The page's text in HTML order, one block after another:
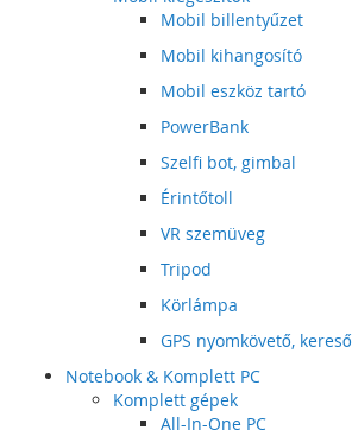
Mobil billentyűzet
Mobil kihangosító
Mobil eszköz tartó
PowerBank
Szelfi bot, gimbal
Érintőtoll
VR szemüveg
Tripod
Körlámpa
GPS nyomkövető, kereső
Notebook & Komplett PC
Komplett gépek
All-In-One PC